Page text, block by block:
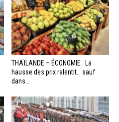
THAÏLANDE – ÉCONOMIE : La
hausse des prix ralentit… sauf
dans...